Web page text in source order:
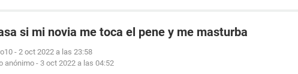
si mi novia me toca el pene y me masturba
- 2 oct 2022 a las 23:58
anónimo - 3 oct 2022 a las 04:52